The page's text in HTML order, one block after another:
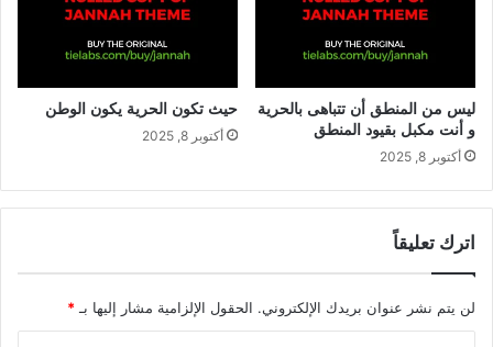
ليس من المنطق أن تتباهى بالحرية
و أنت مكبل بقيود المنطق
أكتوبر 8, 2025
حيث تكون الحرية يكون الوطن
أكتوبر 8, 2025
اترك تعليقاً
لن يتم نشر عنوان بريدك الإلكتروني. الحقول الإلزامية مشار إليها بـ*